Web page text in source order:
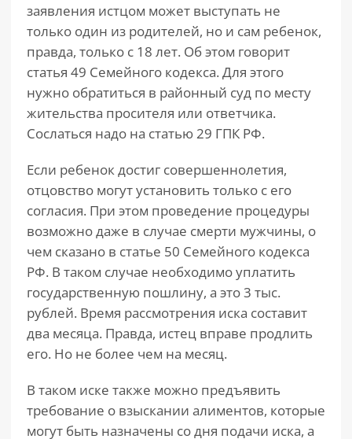
заявления истцом может выступать не
только один из родителей, но и сам ребенок,
правда, только с 18 лет. Об этом говорит
статья 49 Семейного кодекса. Для этого
нужно обратиться в районный суд по месту
жительства просителя или ответчика.
Сослаться надо на статью 29 ГПК РФ.
Если ребенок достиг совершеннолетия,
отцовство могут установить только с его
согласия. При этом проведение процедуры
возможно даже в случае смерти мужчины, о
чем сказано в статье 50 Семейного кодекса
РФ. В таком случае необходимо уплатить
государственную пошлину, а это 3 тыс.
рублей. Время рассмотрения иска составит
два месяца. Правда, истец вправе продлить
его. Но не более чем на месяц.
В таком иске также можно предъявить
требование о взыскании алиментов, которые
могут быть назначены со дня подачи иска, а